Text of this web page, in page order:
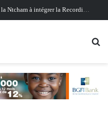
Oligui Nguema au Ghana : Libreville mise sur Accra pour renforcer sa stratégie diplomatique et économique